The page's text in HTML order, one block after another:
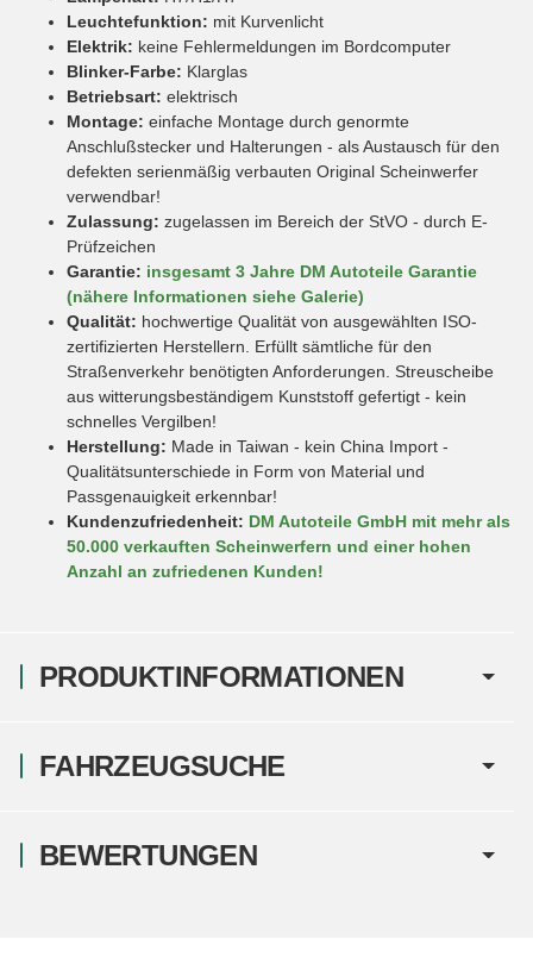
PRODUKTINFORMATIONEN
Leuchtefunktion: mit Kurvenlicht
Elektrik: keine Fehlermeldungen im Bordcomputer
Blinker-Farbe: Klarglas
Betriebsart: elektrisch
Montage: einfache Montage durch genormte
Anschlußstecker und Halterungen - als Austausch für den
defekten serienmäßig verbauten Original Scheinwerfer
verwendbar!
Zulassung: zugelassen im Bereich der StVO - durch E-
Prüfzeichen
Garantie: insgesamt 3 Jahre DM Autoteile Garantie
(nähere Informationen siehe Galerie)
Qualität: hochwertige Qualität von ausgewählten ISO-
zertifizierten Herstellern. Erfüllt sämtliche für den
Straßenverkehr benötigten Anforderungen. Streuscheibe
aus witterungsbeständigem Kunststoff gefertigt - kein
schnelles Vergilben!
Herstellung: Made in Taiwan - kein China Import -
Qualitätsunterschiede in Form von Material und
Passgenauigkeit erkennbar!
Kundenzufriedenheit: DM Autoteile GmbH mit mehr als
50.000 verkauften Scheinwerfern und einer hohen
Anzahl an zufriedenen Kunden!
FAHRZEUGSUCHE
BEWERTUNGEN